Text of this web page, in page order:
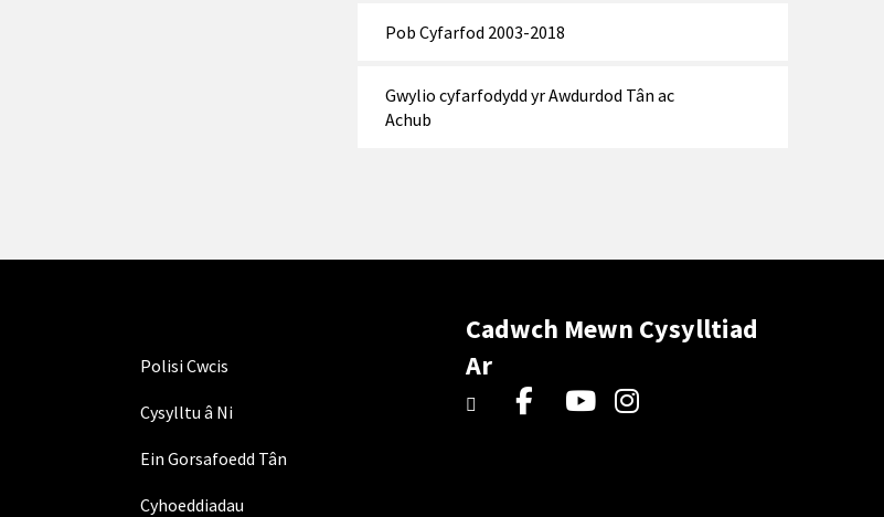
Pob Cyfarfod 2003-2018
Gwylio cyfarfodydd yr Awdurdod Tân ac
Achub
Polisi Cwcis
Cysylltu â Ni
Ein Gorsafoedd Tân
Cyhoeddiadau
Cadwch Mewn Cysylltiad
Ar